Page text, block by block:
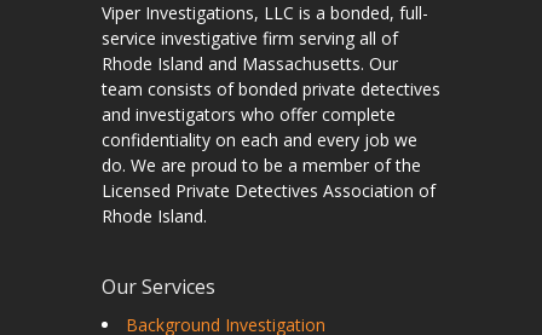
Viper Investigations, LLC is a bonded, full-
service investigative firm serving all of
Rhode Island and Massachusetts. Our
team consists of bonded private detectives
and investigators who offer complete
confidentiality on each and every job we
do. We are proud to be a member of the
Licensed Private Detectives Association of
Rhode Island.
Our Services
Background Investigation